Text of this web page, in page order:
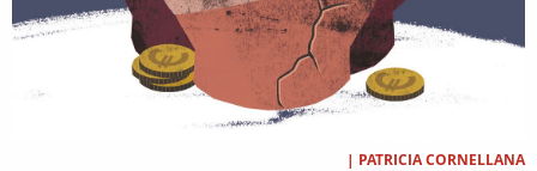
| PATRICIA CORNELLANA